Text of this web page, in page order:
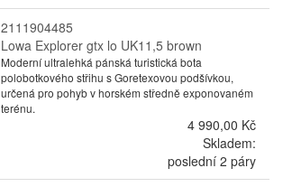
2111904485
Lowa Explorer gtx lo UK11,5 brown
Moderní ultralehká pánská turistická bota
polobotkového střihu s Goretexovou podšívkou,
určená pro pohyb v horském středně exponovaném
terénu.
4 990,00 Kč
Skladem:
poslední 2 páry